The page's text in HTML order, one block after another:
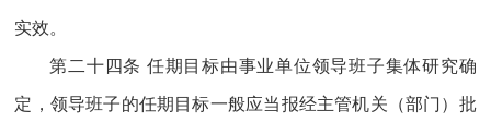
实效。
第二十四条 任期目标由事业单位领导班子集体研究确
定，领导班子的任期目标一般应当报经主管机关（部门）批